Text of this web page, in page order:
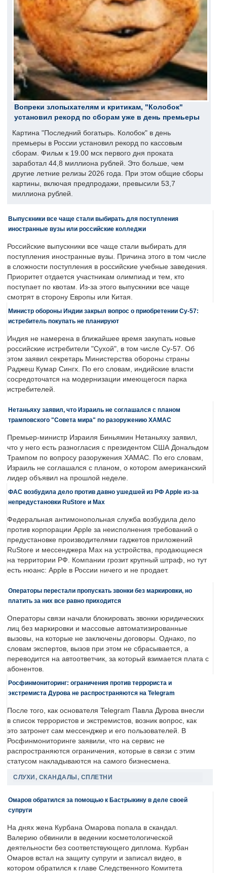
Вопреки злопыхателям и критикам, "Колобок"
установил рекорд по сборам уже в день премьеры
Картина "Последний богатырь. Колобок" в день
премьеры в России установил рекорд по кассовым
сборам. Фильм к 19.00 мск первого дня проката
заработал 44,8 миллиона рублей. Это больше, чем
другие летние релизы 2026 года. При этом общие сборы
картины, включая предпродажи, превысили 53,7
миллиона рублей.
Выпускники все чаще стали выбирать для поступления
иностранные вузы или российские колледжи
Российские выпускники все чаще стали выбирать для
поступления иностранные вузы. Причина этого в том числе
в сложности поступления в российские учебные заведения.
Приоритет отдается участникам олимпиад и тем, кто
поступает по квотам. Из-за этого выпускники все чаще
смотрят в сторону Европы или Китая.
Министр обороны Индии закрыл вопрос о приобретении Су-57:
истребитель покупать не планируют
Индия не намерена в ближайшее время закупать новые
российские истребители "Сухой", в том числе Су-57. Об
этом заявил секретарь Министерства обороны страны
Раджеш Кумар Сингх. По его словам, индийские власти
сосредоточатся на модернизации имеющегося парка
истребителей.
Нетаньяху заявил, что Израиль не соглашался с планом
трамповского "Совета мира" по разоружению ХАМАС
Премьер-министр Израиля Биньямин Нетаньяху заявил,
что у него есть разногласия с президентом США Дональдом
Трампом по вопросу разоружения ХАМАС. По его словам,
Израиль не соглашался с планом, о котором американский
лидер объявил на прошлой неделе.
ФАС возбудила дело против давно ушедшей из РФ Apple из-за
непредустановки RuStore и Max
Федеральная антимонопольная служба возбудила дело
против корпорации Apple за неисполнения требований о
предустановке производителями гаджетов приложений
RuStore и мессенджера Max на устройства, продающиеся
на территории РФ. Компании грозит крупный штраф, но тут
есть нюанс: Apple в России ничего и не продает.
Операторы перестали пропускать звонки без маркировки, но
платить за них все равно приходится
Операторы связи начали блокировать звонки юридических
лиц без маркировки и массовые автоматизированные
вызовы, на которые не заключены договоры. Однако, по
словам экспертов, вызов при этом не сбрасывается, а
переводится на автоответчик, за который взимается плата с
абонентов.
Росфинмониторинг: ограничения против террориста и
экстремиста Дурова не распространяются на Telegram
После того, как основателя Telegram Павла Дурова внесли
в список террористов и экстремистов, возник вопрос, как
это затронет сам мессенджер и его пользователей. В
Росфинмониторинге заявили, что на сервис не
распространяются ограничения, которые в связи с этим
статусом накладываются на самого бизнесмена.
СЛУХИ, СКАНДАЛЫ, СПЛЕТНИ
Омаров обратился за помощью к Бастрыкину в деле своей
супруги
На днях жена Курбана Омарова попала в скандал.
Валерию обвинили в ведении косметологической
деятельности без соответствующего диплома. Курбан
Омаров встал на защиту супруги и записал видео, в
котором обратился к главе Следственного Комитета